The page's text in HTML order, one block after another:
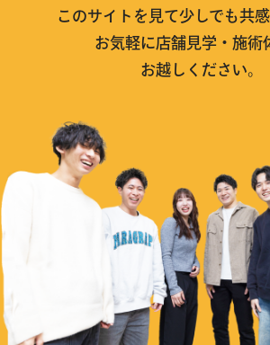
このサイトを見て少しでも共
お気軽に店舗見学・施術
お越しください。